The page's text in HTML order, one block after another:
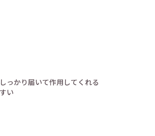
っかり届いて作用してくれる
い